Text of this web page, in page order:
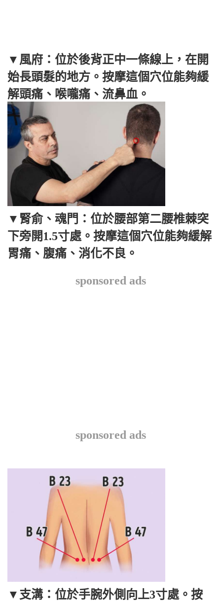
▼風府：位於後背正中一條線上，在開
始長頭髮的地方。按摩這個穴位能夠緩
解頭痛、喉嚨痛、流鼻血。
▼腎俞、魂門：位於腰部第二腰椎棘突
下旁開1.5寸處。按摩這個穴位能夠緩解
胃痛、腹痛、消化不良。
sponsored ads
sponsored ads
▼支溝：位於手腕外側向上3寸處。按